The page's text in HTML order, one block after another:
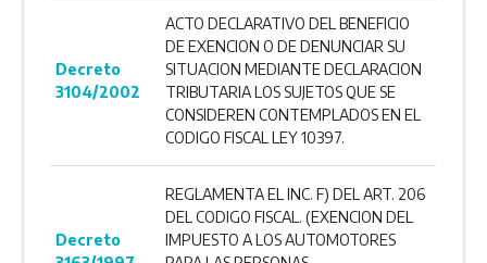
Decreto
3104/2002
ACTO DECLARATIVO DEL BENEFICIO
DE EXENCION O DE DENUNCIAR SU
SITUACION MEDIANTE DECLARACION
TRIBUTARIA LOS SUJETOS QUE SE
CONSIDEREN CONTEMPLADOS EN EL
CODIGO FISCAL LEY 10397.
Decreto
REGLAMENTA EL INC. F) DEL ART. 206
DEL CODIGO FISCAL. (EXENCION DEL
IMPUESTO A LOS AUTOMOTORES